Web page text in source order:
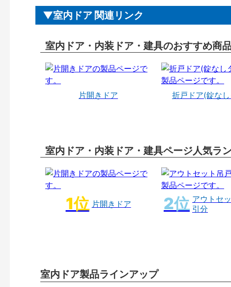
室内ドア 関連リンク
室内ドア・内装ドア・建具のおすすめ商
片開きドア 折戸ドア(錠な
室内ドア・内装ドア・建具ページ人気ラ
片開きドア
アウトセ
引分
室内ドア製品ラインアップ